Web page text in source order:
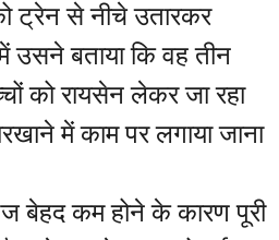
ट्रेन से नीचे उतारकर
बताया कि वह तीन
को रायसेन लेकर जा रहा
में काम पर लगाया जाना
बेहद कम होने के कारण पूरी